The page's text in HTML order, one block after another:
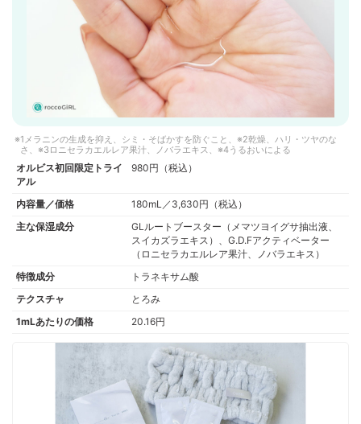
1メラニンの生成を抑え、シミ・そばかすを防ぐこと、※2乾燥、ハリ・ツヤのな
さ、※3ロニセラカエルレア果汁、ノバラエキス、※4うるおいによる
オルビス初回限定トライ
アル
980円（税込）
内容量／価格
180mL／3,630円（税込）
主な保湿成分
GLルートブースター（メマツヨイグサ抽出液、
スイカズラエキス）、G.D.Fアクティベーター
（ロニセラカエルレア果汁、ノバラエキス）
特徴成分
トラネキサム酸
テクスチャ
とろみ
1mLあたりの価格
20.16円